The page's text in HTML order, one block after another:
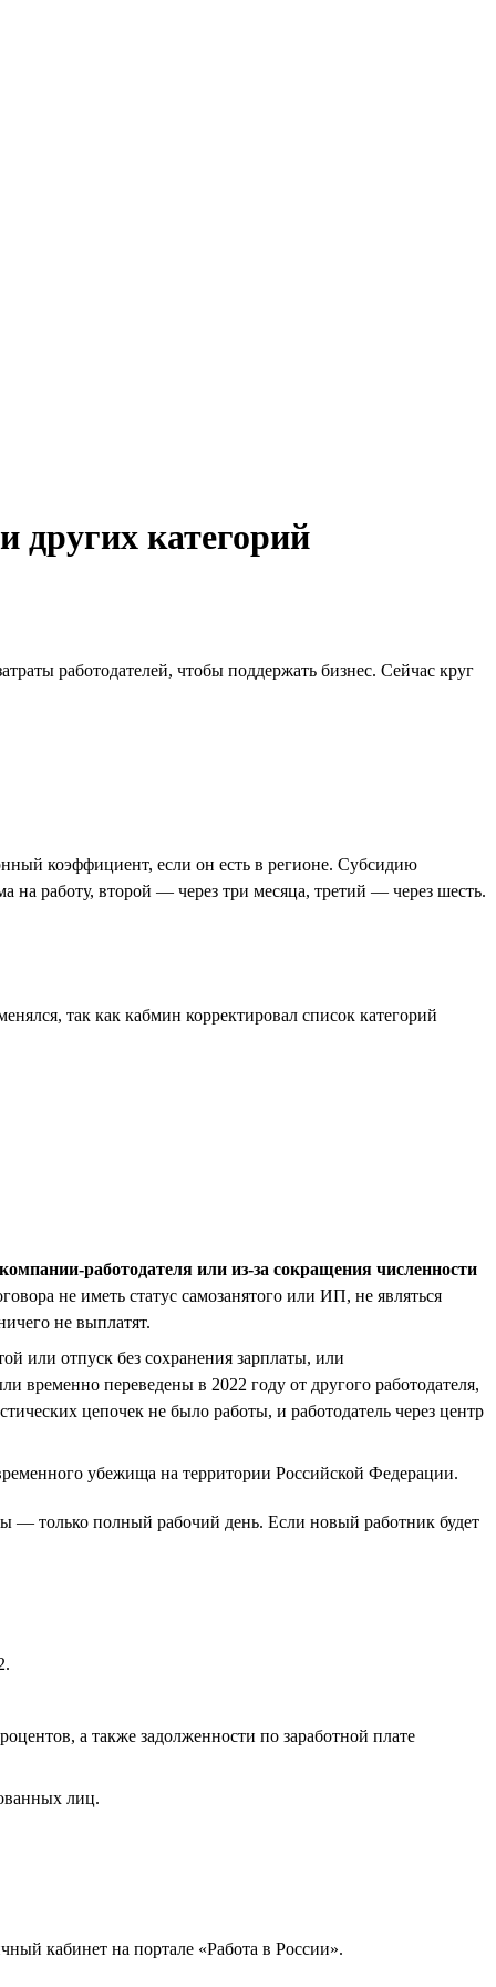
других категорий
работодателей, чтобы поддержать бизнес. Сейчас круг
коэффициент, если он есть в регионе. Субсидию
на работу, второй — через три месяца, третий — через шесть.
так как кабмин корректировал список категорий
работодателя или из-за сокращения численности
не иметь статус самозанятого или ИП, не являться
не выплатят.
или отпуск без сохранения зарплаты, или
временно переведены в 2022 году от другого работодателя,
цепочек не было работы, и работодатель через центр
убежища на территории Российской Федерации.
— только полный рабочий день. Если новый работник будет
а также задолженности по заработной плате
лиц.
кабинет на портале «Работа в России».